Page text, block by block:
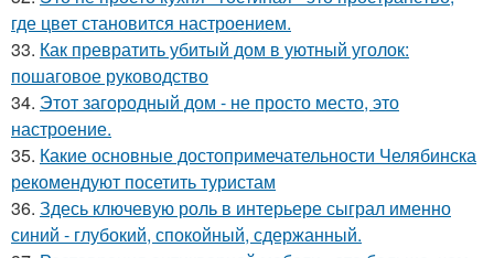
где цвет становится настроением.
33. Как превратить убитый дом в уютный уголок:
пошаговое руководство
34. Этот загородный дом - не просто место, это
настроение.
35. Какие основные достопримечательности Челябинска
рекомендуют посетить туристам
36. Здесь ключевую роль в интерьере сыграл именно
синий - глубокий, спокойный, сдержанный.